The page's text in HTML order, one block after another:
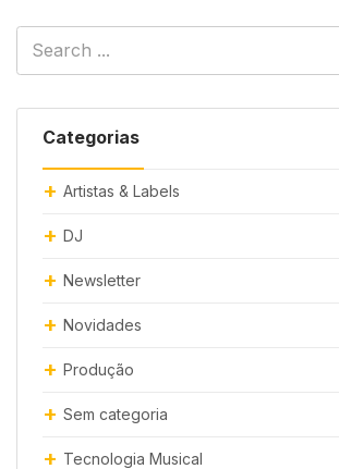
Categorias
Artistas & Labels
DJ
Newsletter
Novidades
Produção
Sem categoria
Tecnologia Musical